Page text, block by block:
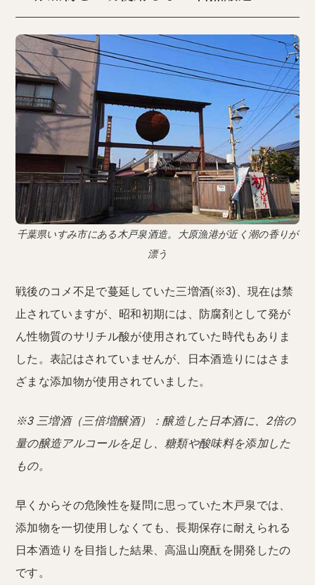
千葉県いすみ市にある木戸泉酒造。大原漁港が近く潮の香りが
漂う
戦後のコメ不足で蔓延していた三増酒(※3)、現在は禁
止されていますが、昭和初期には、防腐剤として発が
ん性物質のサリチル酸が使用されていた時代もありま
した。表記はされていませんが、日本酒造りにはさま
ざまな添加物が使用されていました。
※3 三増酒（三倍増醸酒）：醸造した日本酒に、2倍の
量の醸造アルコールを足し、糖類や酸味料を添加した
もの。
早くからその危険性を疑問に思っていた木戸泉では、
添加物を一切使用しなくても、長期保存に耐えられる
日本酒造りを目指した結果、高温山廃酛を開発したの
です。